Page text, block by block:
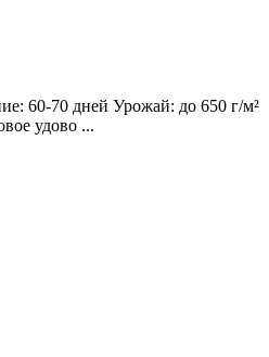
60-70 дней Урожай: до 650 г/м²
удово ...